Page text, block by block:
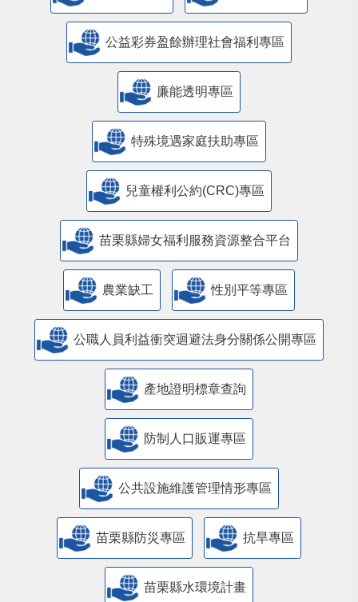
公益彩券盈餘辦理社會福利專區
廉能透明專區
特殊境遇家庭扶助專區
兒童權利公約(CRC)專區
苗栗縣婦女福利服務資源整合平台
農業缺工 性別平等專區
公職人員利益衝突迴避法身分關係公開專區
產地證明標章查詢
防制人口販運專區
​公共設施維護管理情形專區
苗栗縣防災專區 抗旱專區
苗栗縣水環境計畫